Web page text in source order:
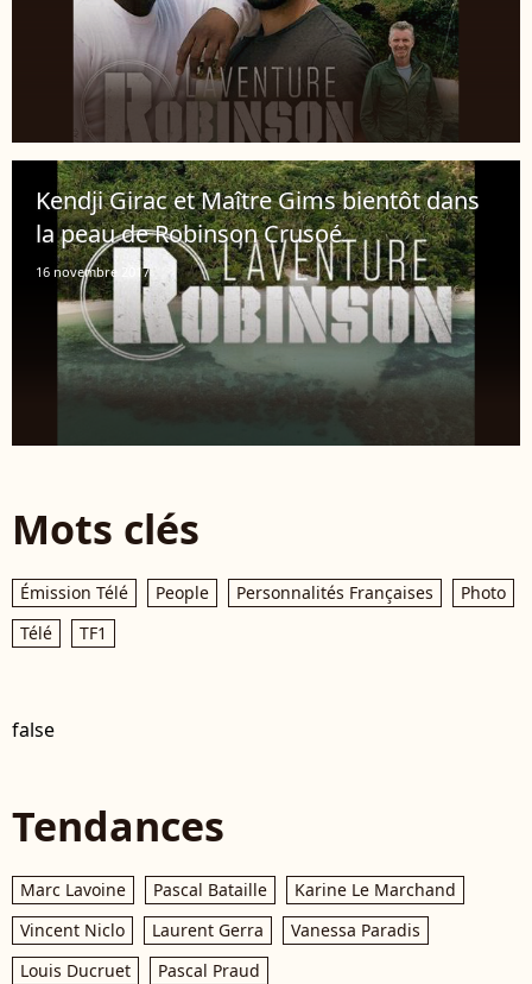
Kendji Girac et Maître Gims bientôt dans
la peau de Robinson Crusoé
16 novembre 2017
Mots clés
Émission Télé People Personnalités Françaises
Photo
Télé
TF1
false
Tendances
Marc Lavoine Pascal Bataille
Karine Le Marchand
Vincent Niclo
Laurent Gerra
Vanessa Paradis
Louis Ducruet
Pascal Praud